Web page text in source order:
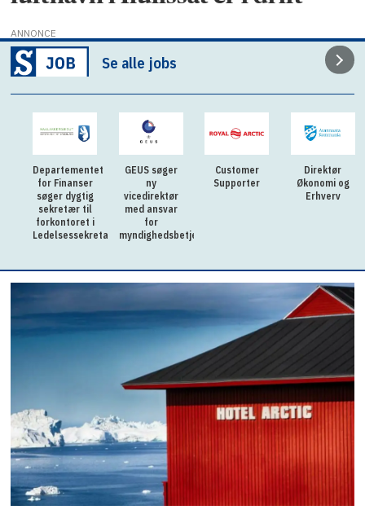
ANNONCE
Se alle jobs
Departementet
for Finanser
søger dygtig
sekretær til
forkontoret i
Ledelsessekretariatet
GEUS søger
ny
vicedirektør
med ansvar
for
myndighedsbetjening
Customer
Supporter
Direktør
Økonomi og
Erhverv